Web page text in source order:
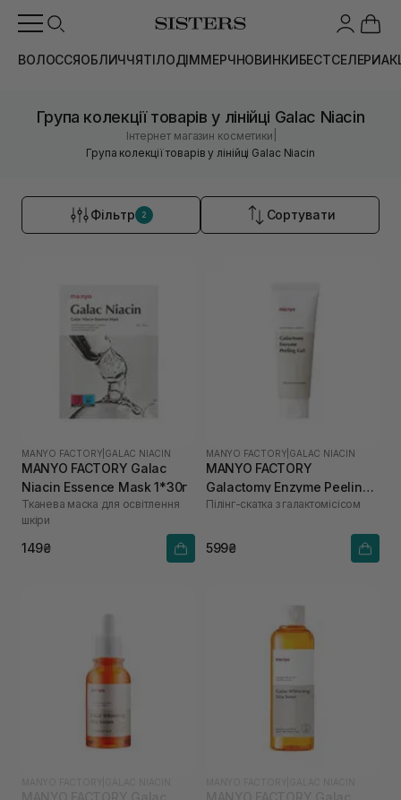
ВОЛОССЯОБЛИЧЧЯТІЛОДІММЕРЧНОВИНКИБЕСТСЕЛЕРИ
Група колекції товарів у лінійці Galac Niacin
Інтернет магазин косметики
Група колекції товарів у лінійці Galac Niacin
Фільтр 2 Сортувати
MANYO FACTORY GALAC NIACIN
MANYO FACTORY Galac
Niacin Essence Mask 1*30г
Тканева маска для освітлення
шкіри
149₴
MANYO FACTORY GALAC NIACIN
MANYO FACTORY
Galactomy Enzyme Peeling
Gel 75 мл
Пілінг-скатка з галактомісісом
599₴